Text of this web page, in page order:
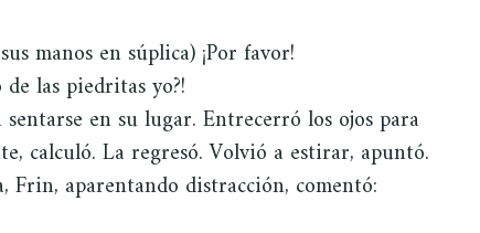
manos en súplica) ¡Por favor!
de las piedritas yo?!
en su lugar. Entrecerró los ojos para
calculó. La regresó. Volvió a estirar, apuntó.
Frin, aparentando distracción, comentó: